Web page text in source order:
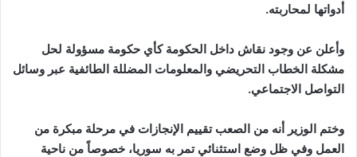
أدواتها لمحاربته.
وأعلن عن وجود نقاش داخل الحكومة كأي حكومة مسؤولة لحل
مشكلة الخطاب التحريضي والمعلومات المضللة الطائفية عبر وسائل
التواصل الاجتماعي.
وختم الوزير أنه من الصعب تقييم الإنجازات في مرحلة مبكرة من
العمل وفي ظل وضع استثنائي تمر به سوريا، خصوصاً من ناحية